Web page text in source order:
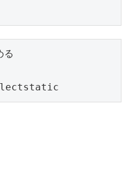
る